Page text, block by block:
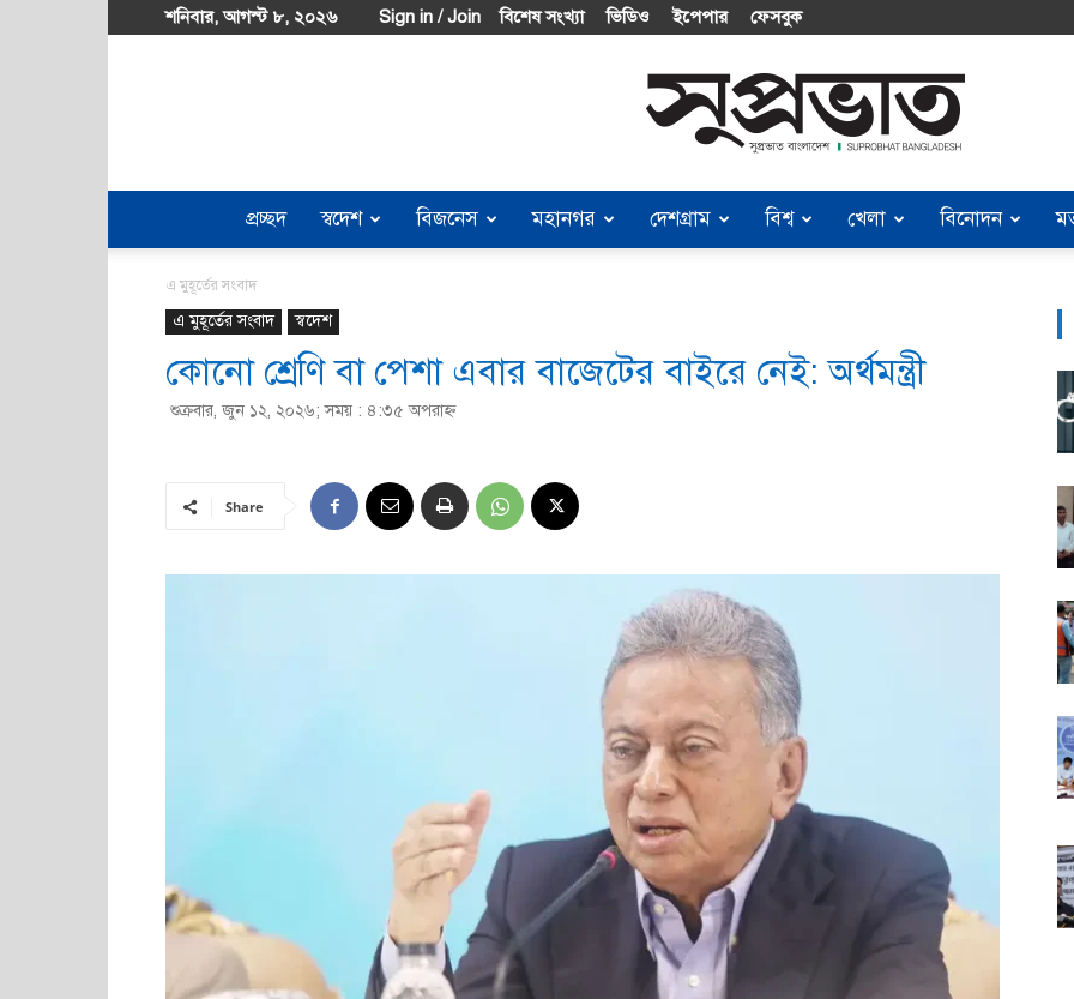
শনিবার, আগস্ট ৮, ২০২৬ Sign in / Join বিশেষ সংখ্যা ভিডিও ইপেপার ফেসবুক
Suprobhat
Bangladesh
প্রচ্ছদ স্বদেশ বিজনেস মহানগর দেশগ্রাম বিশ্ব খেলা বিনোদন
এ মুহূর্তের সংবাদ
এ মুহূর্তের সংবাদ স্বদেশ
কোনো শ্রেণি বা পেশা এবার বাজেটের বাইরে নেই: অর্থমন্ত্রী
শুক্রবার, জুন ১২, ২০২৬; সময় : ৪:৩৫ অপরাহ্ণ
Share